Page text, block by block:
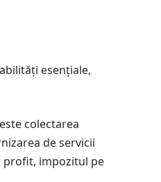
esențiale,
colectarea
de servicii
profit, impozitul pe